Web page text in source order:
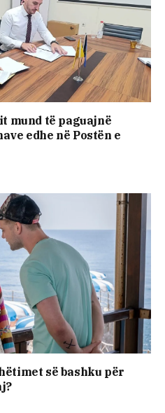
mund të paguajnë
edhe në Postën e
së bashku për